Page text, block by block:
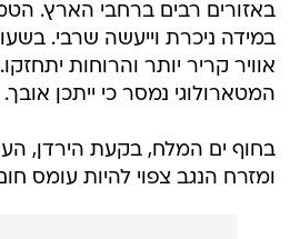
באזורים רבים ברחבי הארץ.
במידה ניכרת וייעשה שרבי.
אוויר קריר יותר והרוחות
המטארולוגי נמסר כי ייתכן אובך.
בחוף ים המלח, בקעת הירדן,
ומזרח הנגב צפוי להיות עומס חום